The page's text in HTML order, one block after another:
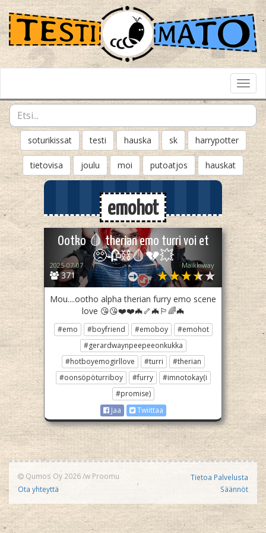
soturikissat testi hauska sk harrypotter
tietovisa joulu moi putoatjos hauskat
emohot
Ootko 🩸 therian emo turri voi et
🥺🥀⛓️🩸💔💥
371
2025-07-07 Maikkiway
Mou....ootho alpha therian furry emo scene
love 😘😘❤️❤️🦇🦴🦇🏳️‍🌈🦇
#emo #boyfriend #emoboy
#emohot
#gerardwaynpeepeeonkukka
#hotboyemogirllove
#turri
#therian
#oonsöpöturriboy
#furry
#imnotokay(i
#promise)
Jaa
Twiittaa
Qumos Oy 2026/w Proomu
Ota yhteyttä
Tietoa Palvelusta
Säännöt